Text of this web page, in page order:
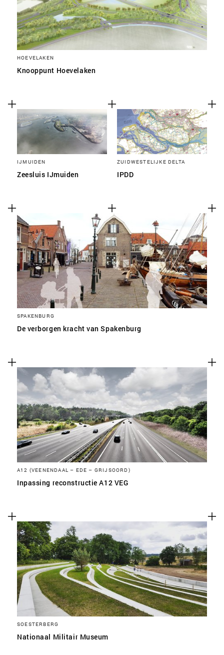
HOEVELAKEN
Knooppunt Hoevelaken
IJMUIDEN
Zeesluis IJmuiden
ZUIDWESTELIJKE DELTA
IPDD
SPAKENBURG
De verborgen kracht van Spakenburg
A12 (VEENENDAAL – EDE – GRIJSOORD)
Inpassing reconstructie A12 VEG
SOESTERBERG
Nationaal Militair Museum